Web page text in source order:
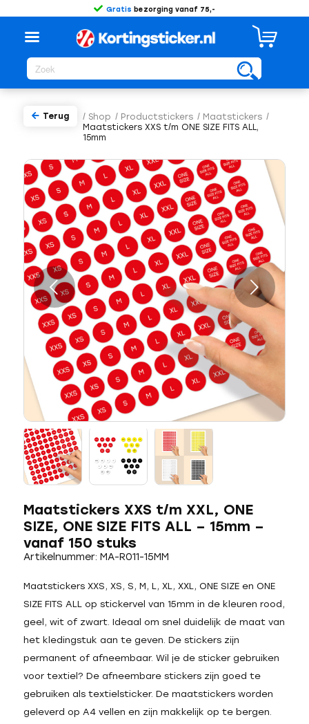
Gratis bezorging vanaf 75,-
/ Shop / Productstickers / Maatstickers /
Maatstickers XXS t/m ONE SIZE FITS ALL,
15mm
Terug
Volgende
Maatstickers XXS t/m XXL, ONE
SIZE, ONE SIZE FITS ALL – 15mm –
vanaf 150 stuks
Artikelnummer: MA-R011-15MM
Maatstickers XXS, XS, S, M, L, XL, XXL, ONE SIZE en ONE
SIZE FITS ALL op stickervel van 15mm in de kleuren rood,
geel, wit of zwart. Ideaal om snel duidelijk de maat van
het kledingstuk aan te geven. De stickers zijn
permanent of afneembaar. Wil je de sticker gebruiken
voor textiel? De afneembare stickers zijn goed te
gebruiken als textielsticker. De maatstickers worden
geleverd op A4 vellen en zijn makkelijk op te bergen.